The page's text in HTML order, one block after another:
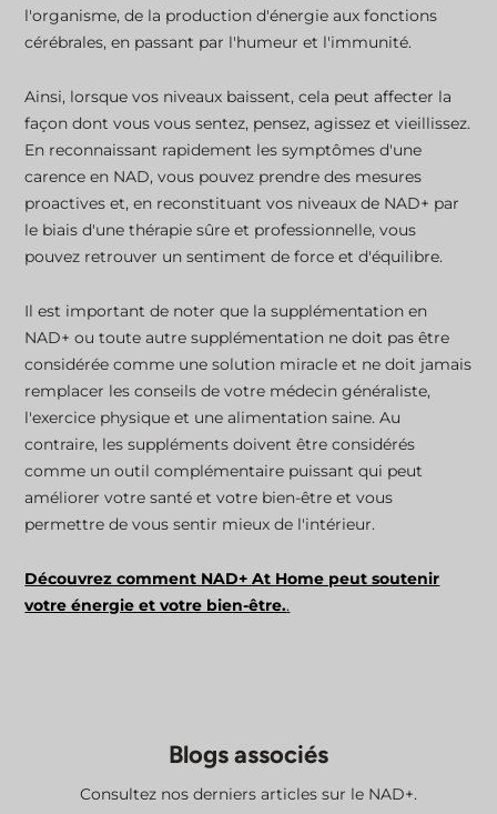
l'organisme, de la production d'énergie aux fonctions
cérébrales, en passant par l'humeur et l'immunité.
Ainsi, lorsque vos niveaux baissent, cela peut affecter la
façon dont vous vous sentez, pensez, agissez et vieillissez.
En reconnaissant rapidement les symptômes d'une
carence en NAD, vous pouvez prendre des mesures
proactives et, en reconstituant vos niveaux de NAD+ par
le biais d'une thérapie sûre et professionnelle, vous
pouvez retrouver un sentiment de force et d'équilibre.
Il est important de noter que la supplémentation en
NAD+ ou toute autre supplémentation ne doit pas être
considérée comme une solution miracle et ne doit jamais
remplacer les conseils de votre médecin généraliste,
l'exercice physique et une alimentation saine. Au
contraire, les suppléments doivent être considérés
comme un outil complémentaire puissant qui peut
améliorer votre santé et votre bien-être et vous
permettre de vous sentir mieux de l'intérieur.
Découvrez comment NAD+ At Home peut soutenir
votre énergie et votre bien-être..
Blogs associés
Consultez nos derniers articles sur le NAD+.